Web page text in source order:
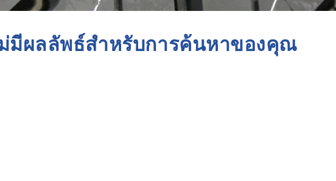
มีผลลัพธ์สำหรับการค้นหาของคุณ